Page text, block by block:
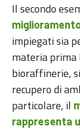
Il secondo
impiegati sia
materia prima
bioraffinerie,
recupero di
particolare, il
rappresenta